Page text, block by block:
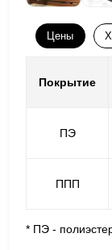
Цены
Покрытие
ПЭ
ППП
* ПЭ -